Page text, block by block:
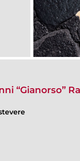
“Gianorso”